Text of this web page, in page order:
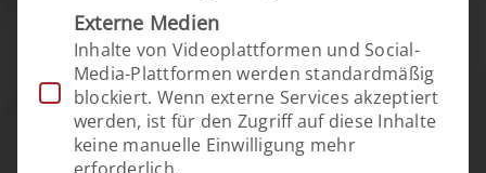
Externe Medien
Inhalte von Videoplattformen und Social-
Media-Plattformen werden standardmäßig
blockiert. Wenn externe Services akzeptiert
werden, ist für den Zugriff auf diese Inhalte
keine manuelle Einwilligung mehr